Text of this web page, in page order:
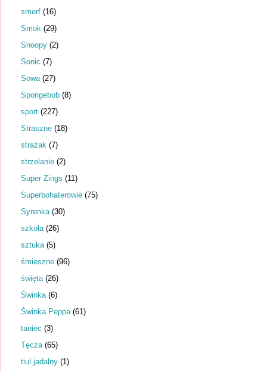
smerf (16)
Smok (29)
Snoopy (2)
Sonic (7)
Sowa (27)
Spongebob (8)
sport (227)
Straszne (18)
strażak (7)
strzelanie (2)
Super Zings (11)
Superbohaterowie (75)
Syrenka (30)
szkoła (26)
sztuka (5)
śmieszne (96)
święta (26)
Świnka (6)
Świnka Peppa (61)
taniec (3)
Tęcza (65)
tiul jadalny (1)